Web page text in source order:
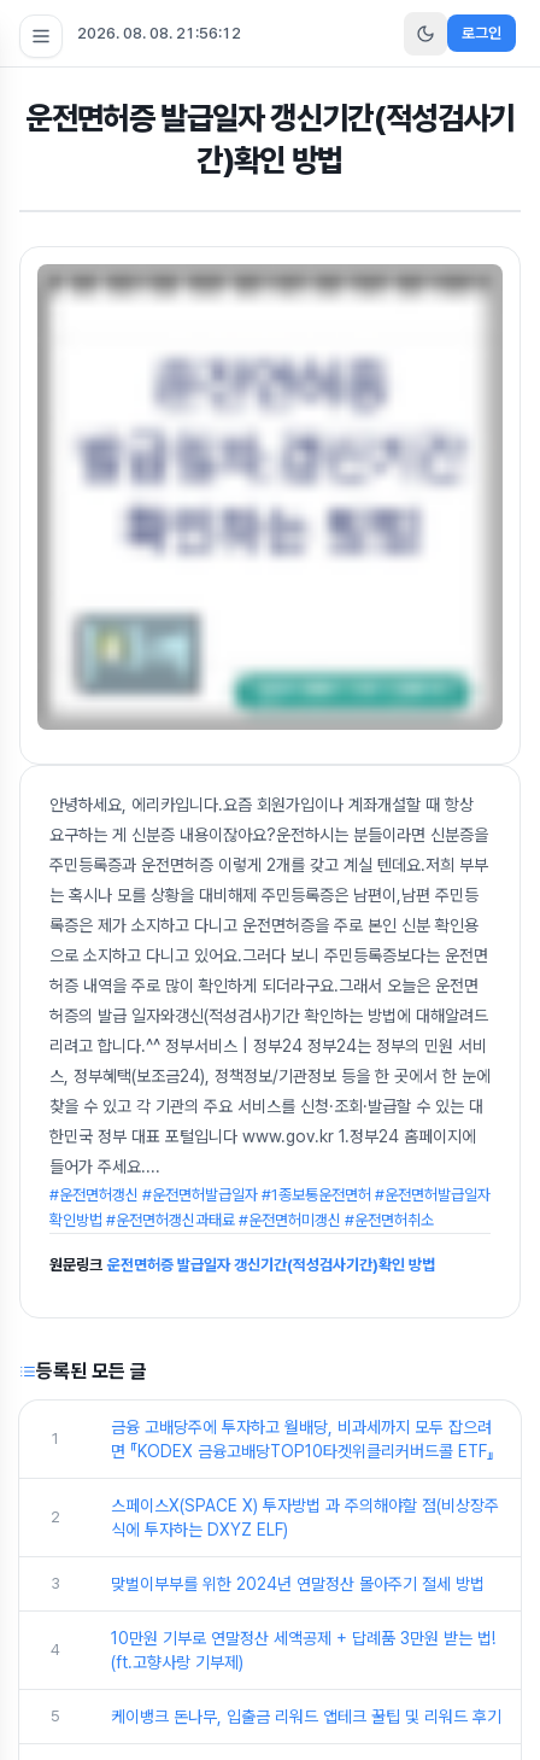
2026. 08. 08. 21:56:13 로그인
운전면허증 발급일자 갱신기간(적성검사기
간)확인 방법
안녕하세요, 에리카입니다.요즘 회원가입이나 계좌개설할 때 항상
요구하는 게 신분증 내용이잖아요?운전하시는 분들이라면 신분증을
주민등록증과 운전면허증 이렇게 2개를 갖고 계실 텐데요.저희 부부
는 혹시나 모를 상황을 대비해제 주민등록증은 남편이,남편 주민등
록증은 제가 소지하고 다니고 운전면허증을 주로 본인 신분 확인용
으로 소지하고 다니고 있어요.그러다 보니 주민등록증보다는 운전면
허증 내역을 주로 많이 확인하게 되더라구요.그래서 오늘은 운전면
허증의 발급 일자와갱신(적성검사)기간 확인하는 방법에 대해알려드
리려고 합니다.^^ 정부서비스 | 정부24 정부24는 정부의 민원 서비
스, 정부혜택(보조금24), 정책정보/기관정보 등을 한 곳에서 한 눈에
찾을 수 있고 각 기관의 주요 서비스를 신청·조회·발급할 수 있는 대
한민국 정부 대표 포털입니다 www.gov.kr 1.정부24 홈페이지에
들어가 주세요....
#운전면허갱신 #운전면허발급일자 #1종보통운전면허 #운전면허발급일자
확인방법 #운전면허갱신과태료 #운전면허미갱신 #운전면허취소
원문링크 운전면허증 발급일자 갱신기간(적성검사기간)확인 방법
등록된 모든 글
1
금융 고배당주에 투자하고 월배당, 비과세까지 모두 잡으려
면 『KODEX 금융고배당TOP10타겟위클리커버드콜 ETF』
2
스페이스X(SPACE X) 투자방법 과 주의해야할 점(비상장주
식에 투자하는 DXYZ ELF)
3 맞벌이부부를 위한 2024년 연말정산 몰아주기 절세 방법
4
10만원 기부로 연말정산 세액공제 + 답례품 3만원 받는 법!
(ft.고향사랑 기부제)
5 케이뱅크 돈나무, 입출금 리워드 앱테크 꿀팁 및 리워드 후기